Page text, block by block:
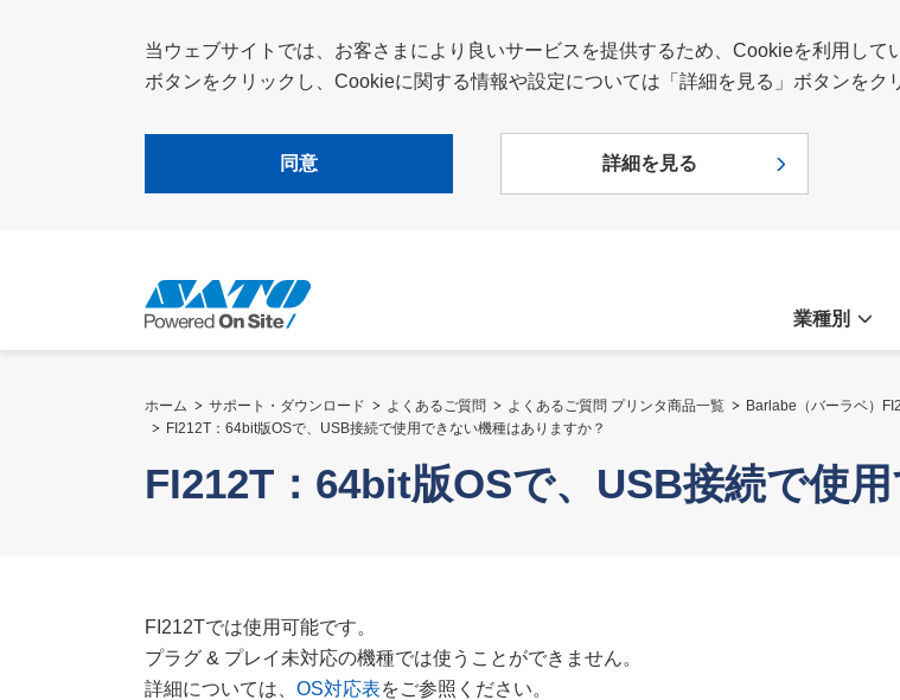
当ウェブサイトでは、お客さまにより良いサービスを提供するため、Cookieを利用して
ボタンをクリックし、Cookieに関する情報や設定については「詳細を見る」ボタンをク
同意 詳細を見る
業種別
ホーム サポート・ダウンロード よくあるご質問 よくあるご質問 プリンタ商品一覧
Barlabe（バーラベ）
FI212T：64bit版OSで、USB接続で使用できない機種はありますか？
FI212T：64bit版OSで、USB接続で使
FI212Tでは使用可能です。
プラグ & プレイ未対応の機種では使うことができません。
詳細については、 OS対応表をご参照ください。